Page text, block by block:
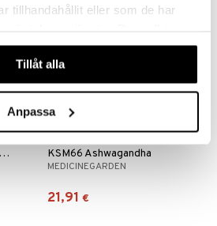
tillhandahållit eller som de har
användande av vår webbplats.
Tillåt alla
Anpassa
Alpha Plus Aminosyrakomplex KSM66 Ashwagandha
MEDICINEGARDEN
21,91 €